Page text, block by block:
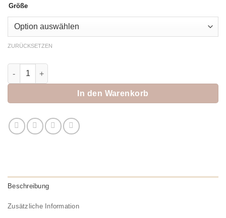
Größe
ZURÜCKSETZEN
Rosemunde Spitzen Trägertop "Lavendel frost" Menge
In den Warenkorb
Beschreibung
Zusätzliche Information